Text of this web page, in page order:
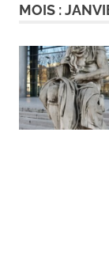
MOIS :